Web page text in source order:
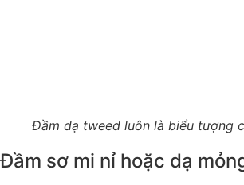
Đầm dạ tweed luôn là biểu tượng
Đầm sơ mi nỉ hoặc dạ